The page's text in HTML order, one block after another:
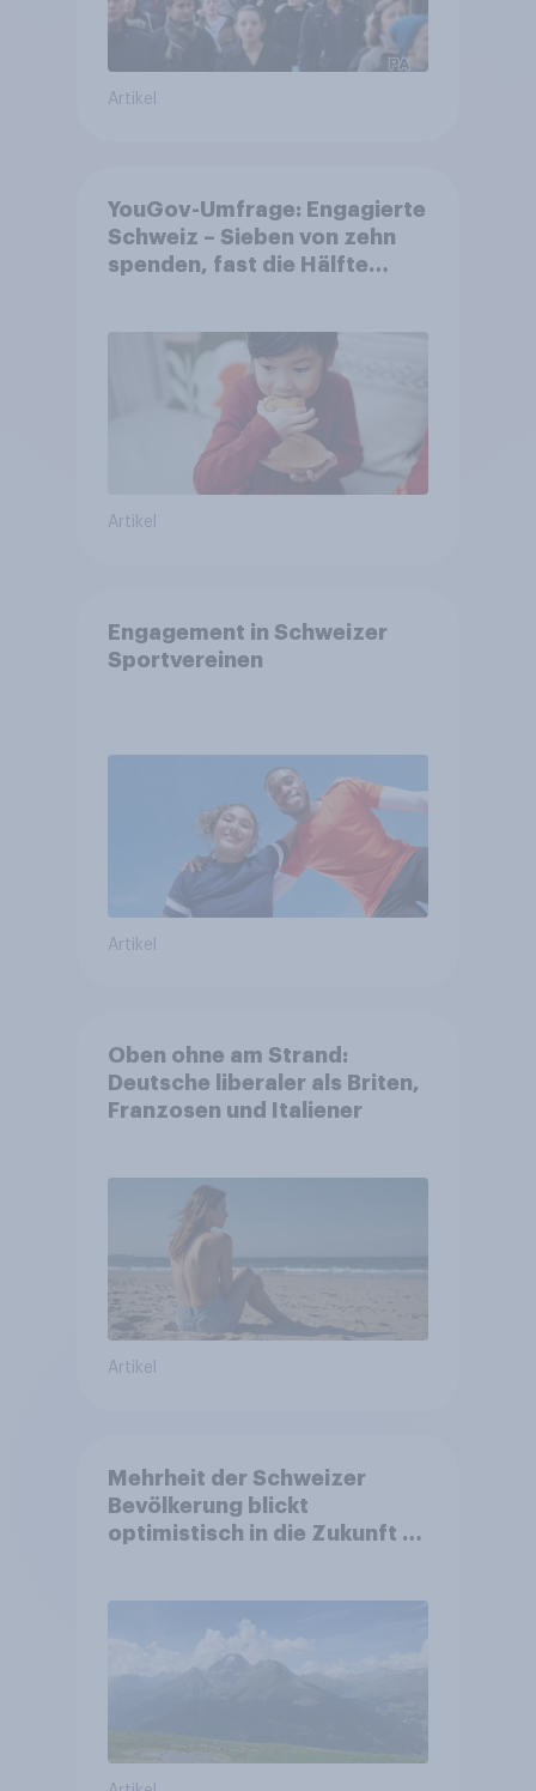
Artikel
YouGov-Umfrage: Engagierte
Schweiz – Sieben von zehn
spenden, fast die Hälfte
Artikel
Engagement in Schweizer
Sportvereinen
Artikel
Oben ohne am Strand:
Deutsche liberaler als Briten,
Franzosen und Italiener
Artikel
Mehrheit der Schweizer
Bevölkerung blickt
optimistisch in die Zukunft –
Altersvorsorge